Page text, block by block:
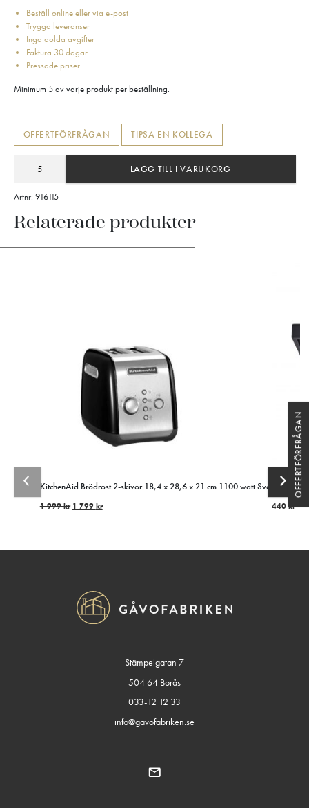
Beställ online eller via e-post
Trygga leveranser
Inga dolda avgifter
Faktura 30 dagar
Pressade priser
Minimum 5 av varje produkt per beställning.
OFFERTFÖRFRÅGAN TIPSA EN KOLLEGA
LÄGG TILL I VARUKORG
Artnr: 916115
Relaterade produkter
KitchenAid Brödrost 2-skivor 18,4 x 28,6 x 21 cm 1100 watt Svart
1 999kr 1 799 kr 440kr
Stämpelgatan 7
504 64 Borås
033-12 12 33
info@gavofabriken.se
OFFERTFÖRFRÅGAN